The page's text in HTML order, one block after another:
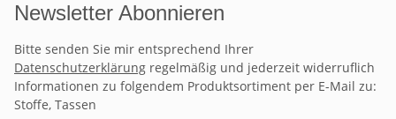
Newsletter Abonnieren
Bitte senden Sie mir entsprechend Ihrer
Datenschutzerklärung regelmäßig und jederzeit widerruflich
Informationen zu folgendem Produktsortiment per E-Mail zu:
Stoffe, Tassen